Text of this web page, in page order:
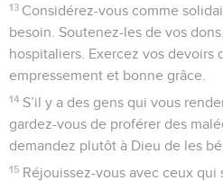
13 Considérez-vous comme
besoin. Soutenez-les de vos
hospitaliers. Exercez vos devoirs
empressement et bonne grâce.
14 S’il y a des gens qui vous
gardez-vous de proférer des
demandez plutôt à Dieu de les
15 Réjouissez-vous avec ceux qui